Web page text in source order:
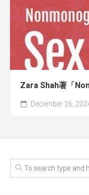
Zara Shah著「
December 26,